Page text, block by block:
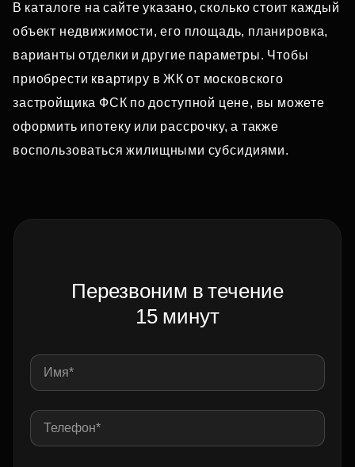
В каталоге на сайте указано, сколько стоит каждый
объект недвижимости, его площадь, планировка,
варианты отделки и другие параметры. Чтобы
приобрести квартиру в ЖК от московского
застройщика ФСК по доступной цене, вы можете
оформить ипотеку или рассрочку, а также
воспользоваться жилищными субсидиями.
Перезвоним в течение
15 минут